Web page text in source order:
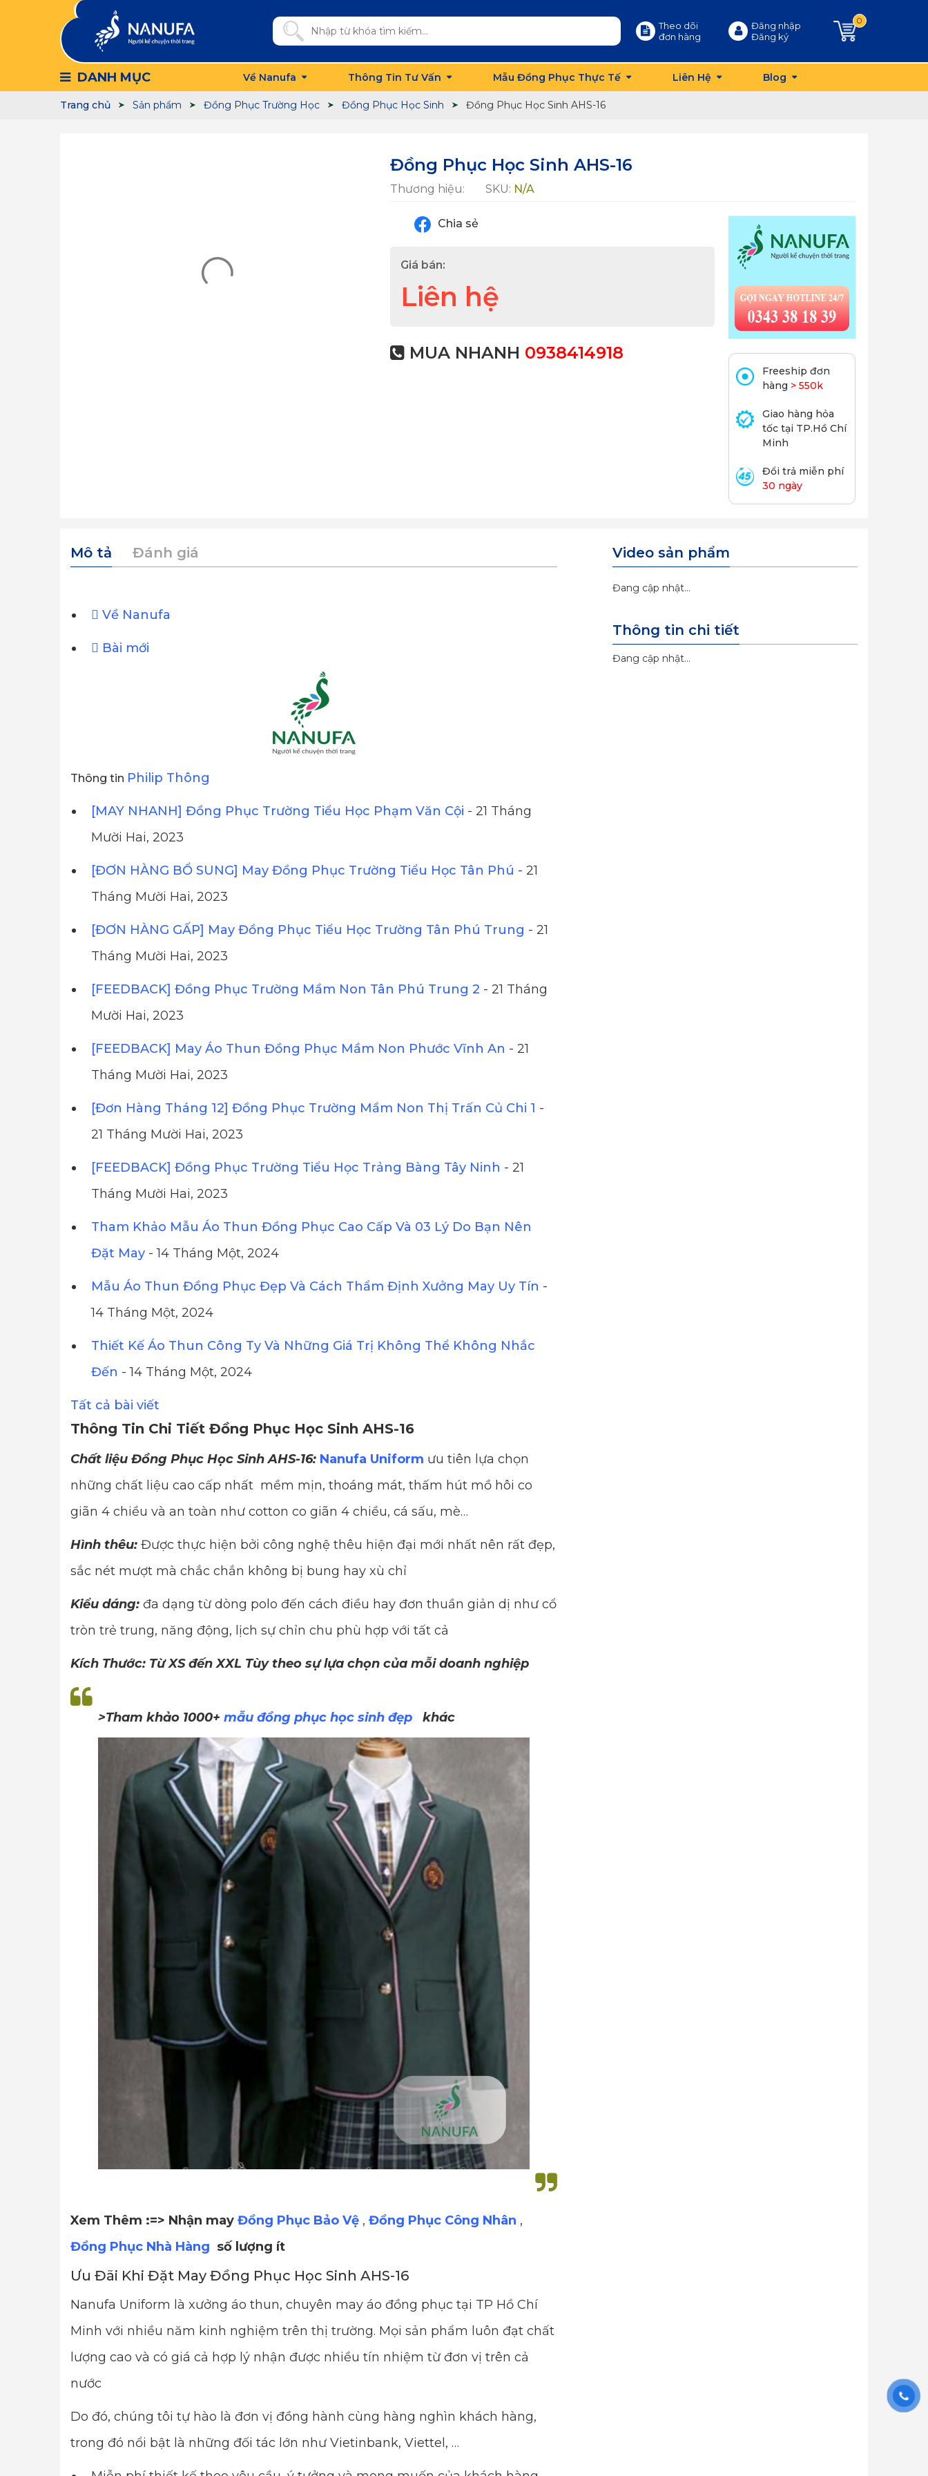
Theo dõi
đơn hàng
Đăng nhập
Đăng ký
0
DANH MỤC Về Nanufa Thông Tin Tư Vấn Mẫu Đồng Phục Thực Tế Liên Hệ Blog
Trang chủ Sản phẩm Đồng Phục Trường Học Đồng Phục Học Sinh Đồng Phục Học Sinh AHS-16
Đồng Phục Học Sinh AHS-16
Thương hiệu: SKU: N/A
Chia sẻ
Giá bán:
Liên hệ
MUA NHANH 0938414918
Freeship đơn
hàng > 550k
Giao hàng hỏa
tốc tại TP.Hồ Chí
Minh
Đổi trả miễn phí
30 ngày
Mô tả Đánh giá
Về Nanufa
Bài mới
Thông tin Philip Thông
[MAY NHANH] Đồng Phục Trường Tiểu Học Phạm Văn Cội - 21 Tháng
Mười Hai, 2023
[ĐƠN HÀNG BỔ SUNG] May Đồng Phục Trường Tiểu Học Tân Phú - 21
Tháng Mười Hai, 2023
[ĐƠN HÀNG GẤP] May Đồng Phục Tiểu Học Trường Tân Phú Trung - 21
Tháng Mười Hai, 2023
[FEEDBACK] Đồng Phục Trường Mầm Non Tân Phú Trung 2 - 21 Tháng
Mười Hai, 2023
[FEEDBACK] May Áo Thun Đồng Phục Mầm Non Phước Vĩnh An - 21
Tháng Mười Hai, 2023
[Đơn Hàng Tháng 12] Đồng Phục Trường Mầm Non Thị Trấn Củ Chi 1 -
21 Tháng Mười Hai, 2023
[FEEDBACK] Đồng Phục Trường Tiểu Học Trảng Bàng Tây Ninh - 21
Tháng Mười Hai, 2023
Tham Khảo Mẫu Áo Thun Đồng Phục Cao Cấp Và 03 Lý Do Bạn Nên
Đặt May - 14 Tháng Một, 2024
Mẫu Áo Thun Đồng Phục Đẹp Và Cách Thẩm Định Xưởng May Uy Tín -
14 Tháng Một, 2024
Thiết Kế Áo Thun Công Ty Và Những Giá Trị Không Thể Không Nhắc
Đến - 14 Tháng Một, 2024
Tất cả bài viết
Thông Tin Chi Tiết Đồng Phục Học Sinh AHS-16
Chất liệu Đồng Phục Học Sinh AHS-16: Nanufa Uniform ưu tiên lựa chọn
những chất liệu cao cấp nhất mềm mịn, thoáng mát, thấm hút mồ hôi co
giãn 4 chiều và an toàn như cotton co giãn 4 chiều, cá sấu, mè…
Hình thêu: Được thực hiện bởi công nghệ thêu hiện đại mới nhất nên rất đẹp,
sắc nét mượt mà chắc chắn không bị bung hay xù chỉ
Kiểu dáng: đa dạng từ dòng polo đến cách điều hay đơn thuần giản dị như cổ
tròn trẻ trung, năng động, lịch sự chỉn chu phù hợp với tất cả
Kích Thước: Từ XS đến XXL Tùy theo sự lựa chọn của mỗi doanh nghiệp
>Tham khảo 1000+ mẫu đồng phục học sinh đẹp khác
Xem Thêm :=> Nhận may Đồng Phục Bảo Vệ , Đồng Phục Công Nhân ,
Đồng Phục Nhà Hàng số lượng ít
Ưu Đãi Khi Đặt May Đồng Phục Học Sinh AHS-16
Nanufa Uniform là xưởng áo thun, chuyên may áo đồng phục tại TP Hồ Chí
Minh với nhiều năm kinh nghiệm trên thị trường. Mọi sản phẩm luôn đạt chất
lượng cao và có giá cả hợp lý nhận được nhiều tín nhiệm từ đơn vị trên cả
nước
Do đó, chúng tôi tự hào là đơn vị đồng hành cùng hàng nghìn khách hàng,
trong đó nổi bật là những đối tác lớn như Vietinbank, Viettel, …
Video sản phẩm
Đang cập nhật...
Thông tin chi tiết
Đang cập nhật...